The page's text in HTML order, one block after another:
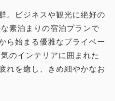
。ビジネスや観光に絶好の
素泊まりの宿泊プランで
ら始まる優雅なプライベー
のインテリアに囲まれた
れを癒し、きめ細やかなお